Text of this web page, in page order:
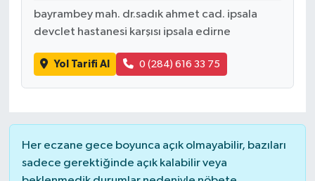
bayrambey mah. dr.sadık ahmet cad. ipsala
devclet hastanesi karşısı ipsala edirne
Yol Tarifi Al 0 (284) 616 33 75
Her eczane gece boyunca açık olmayabilir, bazıları
sadece gerektiğinde açık kalabilir veya
Spor
Turizm
Yerel Yönetimler